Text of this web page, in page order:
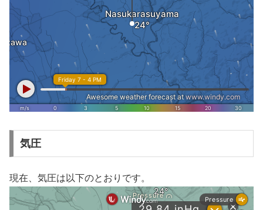
気圧
現在、気圧は以下のとおりです。